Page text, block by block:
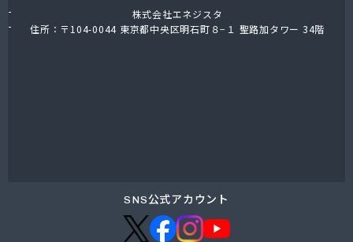
丸井商店外之原支店
丸金薪炭店
橋本産業株式会社 名古屋営業所
玉屋プロパン株式会社
株式会社エネジスタ
住所：〒104-0044 東京都中央区明石町８−１ 聖路加タワー 34階
SNS公式アカウント